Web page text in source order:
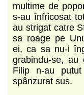
multime de
s-au înfricosat
au strigat catre
sa roage pe
ei, ca sa nu-i
grabindu-se, au
Filip n-au
spânzurat sus.